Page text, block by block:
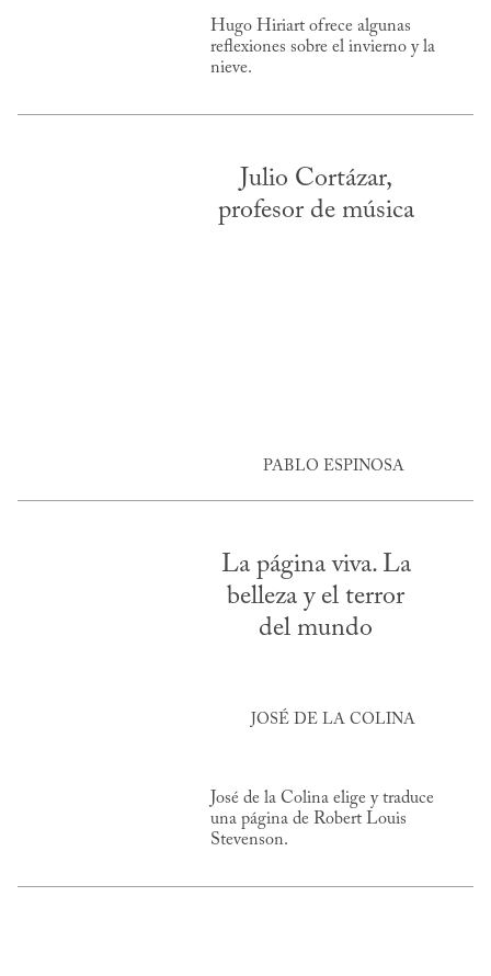
Hugo Hiriart ofrece algunas
reflexiones sobre el invierno y la
nieve.
Julio Cortázar,
profesor de música
PABLO ESPINOSA
La página viva. La
belleza y el terror
del mundo
JOSÉ DE LA COLINA
José de la Colina elige y traduce
una página de Robert Louis
Stevenson.